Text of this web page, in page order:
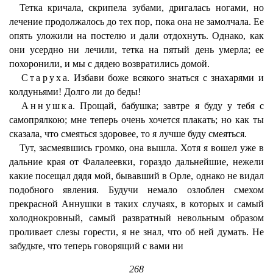
Тетка кричала, скрипела зубами, дригалась ногами, но
лечение продолжалось до тех пор, пока она не замолчала. Ее
опять уложили на постелю и дали отдохнуть. Однако, как
они усердно ни лечили, тетка на пятый день умерла; ее
похоронили, и мы с дядею возвратились домой.
Старуха. Избави боже всякого знаться с знахарями и
колдуньями! Долго ли до беды!
Аннушка. Прощай, бабушка; завтре я буду у тебя с
самопрялкою; мне теперь очень хочется плакать; но как ты
сказала, что смеяться здоровее, то я лучше буду смеяться.
Тут, засмеявшись громко, она вышла. Хотя я вошел уже в
дальние края от Фалалеевки, гораздо дальнейшие, нежели
какие посещал дядя мой, бывавший в Орле, однако не видал
подобного явления. Будучи немало озлоблен смехом
прекрасной Аннушки в таких случаях, в которых и самый
холоднокровный, самый развратный невольным образом
проливает слезы горести, я не знал, что об ней думать. Не
забудьте, что теперь говорящий с вами ни
268